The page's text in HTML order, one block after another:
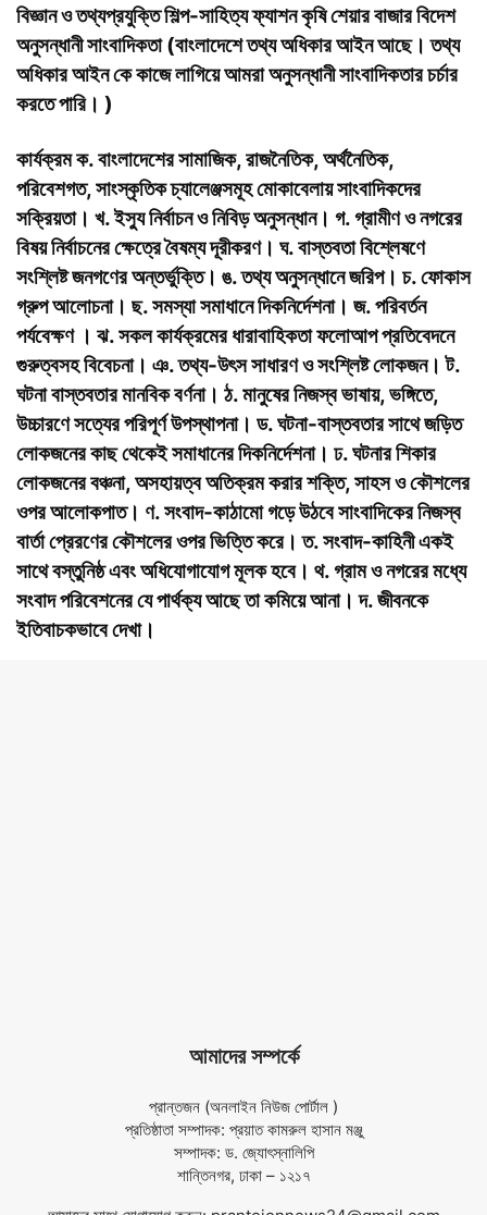
বিজ্ঞান ও তথ্যপ্রযুক্তি শিল্প-সাহিত্য ফ্যাশন কৃষি শেয়ার বাজার বিদেশ
অনুসন্ধানী সাংবাদিকতা (বাংলাদেশে তথ্য অধিকার আইন আছে। তথ্য
অধিকার আইন কে কাজে লাগিয়ে আমরা অনুসন্ধানী সাংবাদিকতার চর্চার
করতে পারি। )
কার্যক্রমক. বাংলাদেশের সামাজিক, রাজনৈতিক, অর্থনৈতিক,
পরিবেশগত, সাংস্কৃতিক চ্যালেঞ্জসমূহ মোকাবেলায় সাংবাদিকদের
সক্রিয়তা। খ. ইস্যু নির্বাচন ও নিবিড় অনুসন্ধান। গ. গ্রামীণ ও নগরের
বিষয় নির্বাচনের ক্ষেত্রে বৈষম্য দূরীকরণ। ঘ. বাস্তবতা বিশ্লেষণে
সংশ্লিষ্ট জনগণের অন্তর্ভুক্তি। ঙ. তথ্য অনুসন্ধানে জরিপ। চ. ফোকাস
গ্রুপ আলোচনা। ছ. সমস্যা সমাধানে দিকনির্দেশনা। জ. পরিবর্তন
পর্যবেক্ষণ । ঝ. সকল কার্যক্রমের ধারাবাহিকতা ফলোআপ প্রতিবেদনে
গুরুত্বসহ বিবেচনা। ঞ. তথ্য-উৎস সাধারণ ও সংশ্লিষ্ট লোকজন। ট.
ঘটনা বাস্তবতার মানবিক বর্ণনা। ঠ. মানুষের নিজস্ব ভাষায়, ভঙ্গিতে,
উচ্চারণে সত্যের পরিপূর্ণ উপস্থাপনা। ড. ঘটনা-বাস্তবতার সাথে জড়িত
লোকজনের কাছ থেকেই সমাধানের দিকনির্দেশনা। ঢ. ঘটনার শিকার
লোকজনের বঞ্চনা, অসহায়ত্ব অতিক্রম করার শক্তি, সাহস ও কৌশলের
ওপর আলোকপাত। ণ. সংবাদ-কাঠামো গড়ে উঠবে সাংবাদিকের নিজস্ব
বার্তা প্রেরণের কৌশলের ওপর ভিত্তি করে। ত. সংবাদ-কাহিনী একই
সাথে বস্তুনিষ্ঠ এবং অধিযোগাযোগ মূলক হবে। থ. গ্রাম ও নগরের মধ্যে
সংবাদ পরিবেশনের যে পার্থক্য আছে তা কমিয়ে আনা। দ. জীবনকে
ইতিবাচকভাবে দেখা।
আমাদের সম্পর্কে
প্রান্তজন (অনলাইন নিউজ পোর্টাল )
প্রতিষ্ঠাতা সম্পাদক: প্রয়াত কামরুল হাসান মঞ্জু
সম্পাদক: ড. জ্যোৎস্নালিপি
শান্তিনগর, ঢাকা – ১২১৭